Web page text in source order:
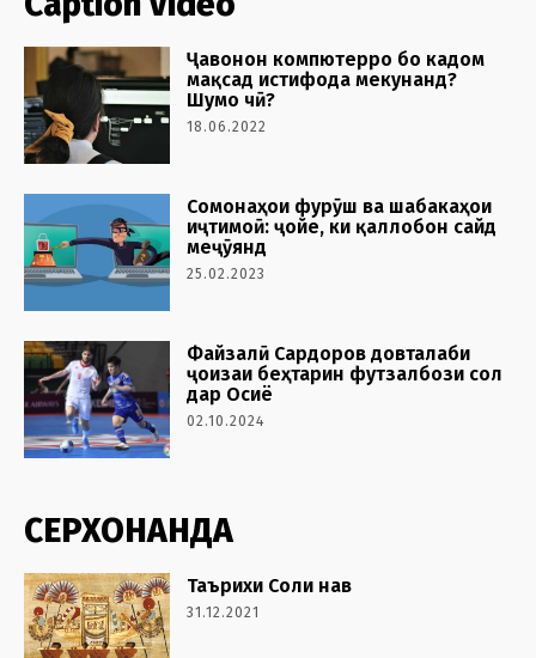
Ҷавонон компютерро бо кадом
мақсад истифода мекунанд?
Шумо чӣ?
18.06.2022
Cомонаҳои фурӯш ва шабакаҳои
иҷтимоӣ: ҷойе, ки қаллобон сайд
меҷӯянд
25.02.2023
Файзалӣ Сардоров довталаби
ҷоизаи беҳтарин футзалбози сол
дар Осиё
02.10.2024
СЕРХОНАНДА
Таърихи Соли нав
31.12.2021